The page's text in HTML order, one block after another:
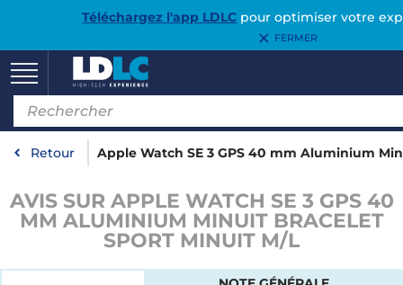
Téléchargez l'app LDLC pour optimiser votre
FERMER
Retour Apple Watch SE 3 GPS 40 mm Aluminium
AVIS SUR APPLE WATCH SE 3 GPS 40
MM ALUMINIUM MINUIT BRACELET
SPORT MINUIT M/L